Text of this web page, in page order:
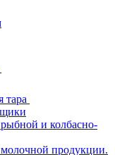
тара
и колбасно-
продукции.